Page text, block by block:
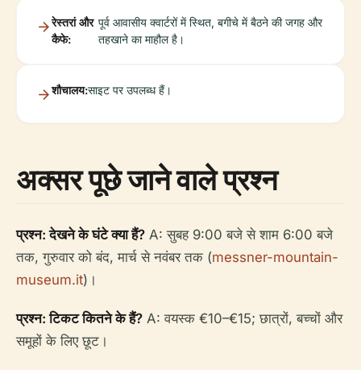
रेस्तरां और
कैफे:
पूर्व आवासीय क्वार्टरों में स्थित, बगीचे में बैठने की जगह और
तहखाने का माहौल है।
शौचालय:साइट पर उपलब्ध हैं।
अक्सर पूछे जाने वाले प्रश्न
प्रश्न: देखने के घंटे क्या हैं? A: सुबह 9:00 बजे से शाम 6:00 बजे
तक, गुरुवार को बंद, मार्च से नवंबर तक (messner-mountain-
museum.it)।
प्रश्न: टिकट कितने के हैं? A: वयस्क €10–€15; छात्रों, बच्चों और
समूहों के लिए छूट।